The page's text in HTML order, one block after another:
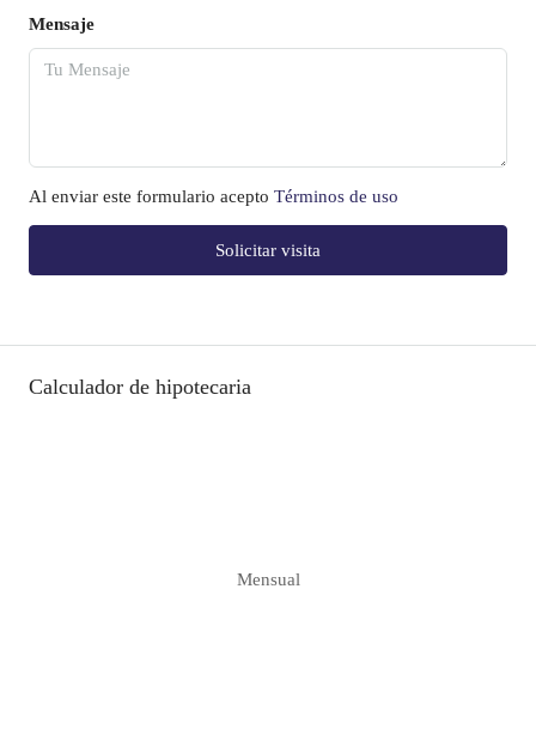
Mensaje
Al enviar este formulario acepto Términos de uso
Solicitar visita
Calculador de hipotecaria
Mensual